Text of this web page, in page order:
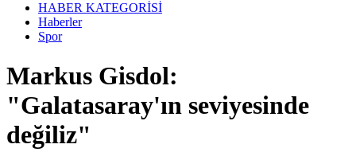
HABER KATEGORİSİ
Haberler
Spor
Markus Gisdol:
"Galatasaray'ın seviyesinde
değiliz"